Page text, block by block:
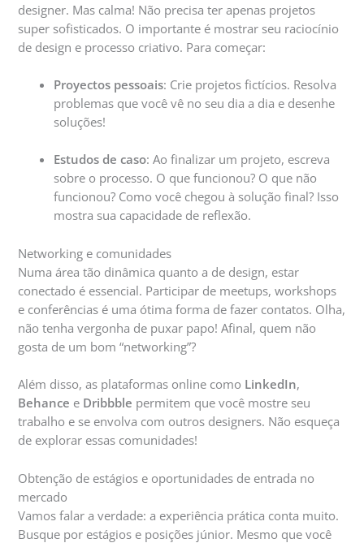
designer. Mas calma! Não precisa ter apenas projetos
super sofisticados. O importante é mostrar seu raciocínio
de design e processo criativo. Para começar:
Proyectos pessoais: Crie projetos fictícios. Resolva
problemas que você vê no seu dia a dia e desenhe
soluções!
Estudos de caso: Ao finalizar um projeto, escreva
sobre o processo. O que funcionou? O que não
funcionou? Como você chegou à solução final? Isso
mostra sua capacidade de reflexão.
Networking e comunidades
Numa área tão dinâmica quanto a de design, estar
conectado é essencial. Participar de meetups, workshops
e conferências é uma ótima forma de fazer contatos. Olha,
não tenha vergonha de puxar papo! Afinal, quem não
gosta de um bom “networking”?
Além disso, as plataformas online como LinkedIn,
Behance e Dribbble permitem que você mostre seu
trabalho e se envolva com outros designers. Não esqueça
de explorar essas comunidades!
Obtenção de estágios e oportunidades de entrada no
mercado
Vamos falar a verdade: a experiência prática conta muito.
Busque por estágios e posições júnior. Mesmo que você